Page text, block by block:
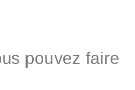
pouvez faire